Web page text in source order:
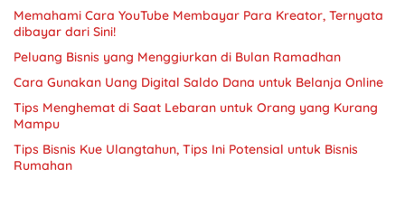
Memahami Cara YouTube Membayar Para Kreator, Ternyata
dibayar dari Sini!
Peluang Bisnis yang Menggiurkan di Bulan Ramadhan
Cara Gunakan Uang Digital Saldo Dana untuk Belanja Online
Tips Menghemat di Saat Lebaran untuk Orang yang Kurang
Mampu
Tips Bisnis Kue Ulangtahun, Tips Ini Potensial untuk Bisnis
Rumahan